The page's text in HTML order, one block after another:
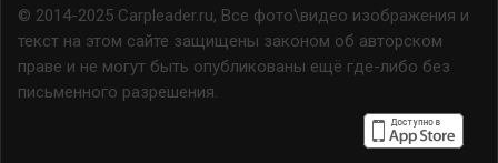
© 2014-2025 Carpleader.ru, Все фото\видео изображения и
текст на этом сайте защищены законом об авторском
праве и не могут быть опубликованы ещё где-либо без
письменного разрешения.